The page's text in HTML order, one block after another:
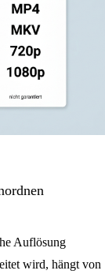
Auflösung
wird, hängt von